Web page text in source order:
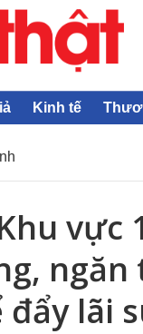
Kinh tế
vực
đẩy lãi